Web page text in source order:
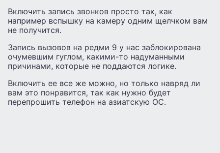
Включить запись звонков просто так, как
например вспышку на камеру одним щелчком вам
не получится.
Запись вызовов на редми 9 у нас заблокирована
очумевшим гуглом, какими-то надуманными
причинами, которые не поддаются логике.
Включить ее все же можно, но только навряд ли
вам это понравится, так как нужно будет
перепрошить телефон на азиатскую ОС.